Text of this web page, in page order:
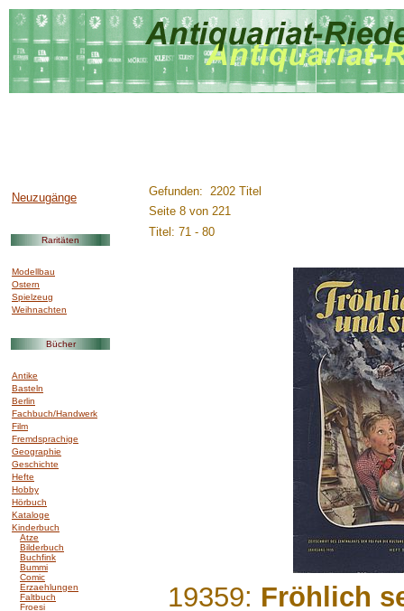
Neuzugänge
Raritäten
Modellbau
Ostern
Spielzeug
Weihnachten
Bücher
Antike
Basteln
Berlin
Fachbuch/Handwerk
Film
Fremdsprachige
Geographie
Geschichte
Hefte
Hobby
Hörbuch
Kataloge
Kinderbuch
Atze
Bilderbuch
Buchfink
Bummi
Comic
Erzaehlungen
Faltbuch
Froesi
Gefunden: 2202 Titel
Seite 8 von 221
Titel: 71 - 80
19359: Fröhlich